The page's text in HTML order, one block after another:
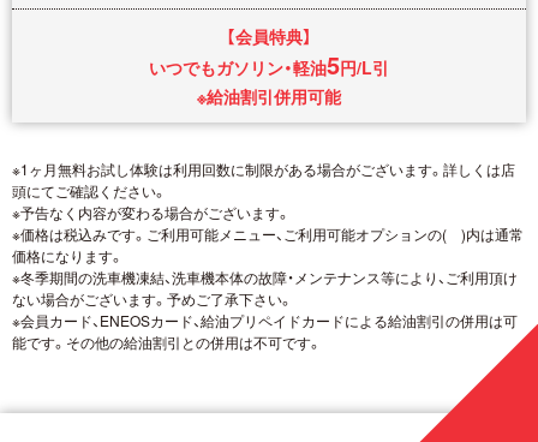
【会員特典】
いつでもガソリン・軽油5円/L引
※給油割引併用可能
※1ヶ月無料お試し体験は利用回数に制限がある場合がございます。詳しくは店
頭にてご確認ください。
※予告なく内容が変わる場合がございます。
※価格は税込みです。ご利用可能メニュー、ご利用可能オプションの( )内は通常
価格になります。
※冬季期間の洗車機凍結、洗車機本体の故障・メンテナンス等により、ご利用頂け
ない場合がございます。予めご了承下さい。
※会員カード、ENEOSカード、給油プリペイドカードによる給油割引の併用は可
能です。その他の給油割引との併用は不可です。